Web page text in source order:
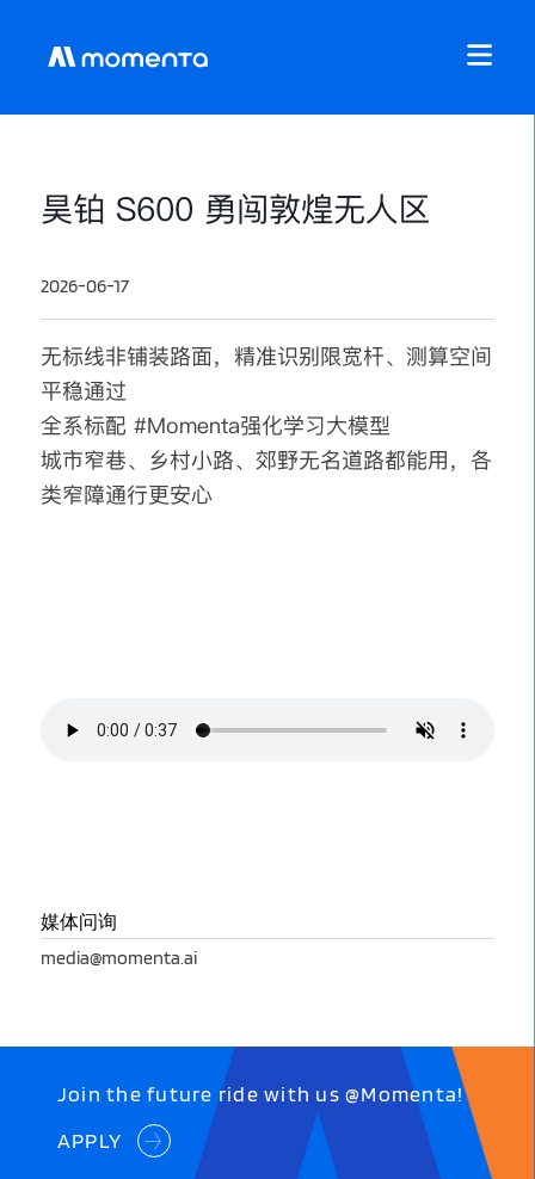
昊铂 S600 勇闯敦煌无人区
2026-06-17
无标线非铺装路面，精准识别限宽杆、测算空间
平稳通过
全系标配 #Momenta强化学习大模型
城市窄巷、乡村小路、郊野无名道路都能用，各
类窄障通行更安心
媒体问询
media@momenta.ai
Join the future ride with us @Momenta!
APPLY